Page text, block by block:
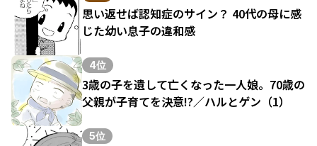
思い返せば認知症のサイン？ 40代の母に感
じた幼い息子の違和感
4位
3歳の子を遺して亡くなった一人娘。70歳の
父親が子育てを決意!?／ハルとゲン（1）
5位